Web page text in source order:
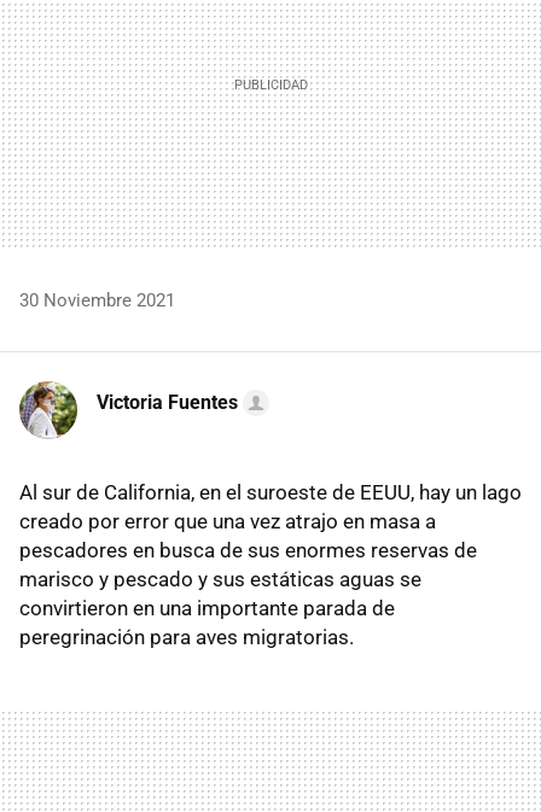
30 Noviembre 2021
Victoria Fuentes
Al sur de California, en el suroeste de EEUU, hay un lago
creado por error que una vez atrajo en masa a
pescadores en busca de sus enormes reservas de
marisco y pescado y sus estáticas aguas se
convirtieron en una importante parada de
peregrinación para aves migratorias.